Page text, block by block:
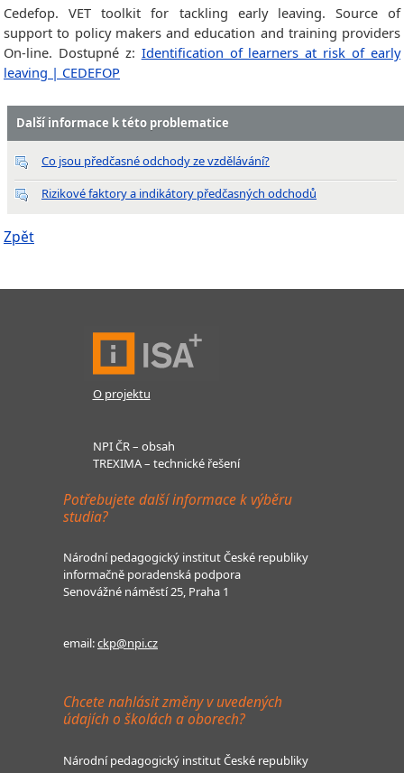
Cedefop. VET toolkit for tackling early leaving. Source of
support to policy makers and education and training providers
On-line. Dostupné z: Identification of learners at risk of early
leaving | CEDEFOP
Další informace k této problematice
Co jsou předčasné odchody ze vzdělávání?
Rizikové faktory a indikátory předčasných odchodů
Zpět
O projektu
NPI ČR – obsah
TREXIMA – technické řešení
Potřebujete další informace k výběru
studia?
Národní pedagogický institut České republiky
informačně poradenská podpora
Senovážné náměstí 25, Praha 1
email:ckp@npi.cz
Chcete nahlásit změny v uvedených
údajích o školách a oborech?
Národní pedagogický institut České republiky